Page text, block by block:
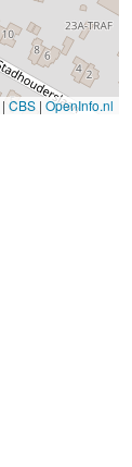
| CBS | OpenInfo.nl